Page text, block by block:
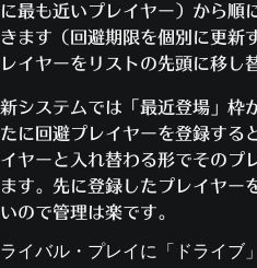
に最も近いプレイヤー）から順
きます（回避期限を個別に更新
レイヤーをリストの先頭に移し
新システムでは「最近登場」枠
たに回避プレイヤーを登録する
イヤーと入れ替わる形でそのプ
ます。先に登録したプレイヤー
いので管理は楽です。
ライバル・プレイに「ドライブ